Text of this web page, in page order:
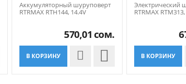
Аккумуляторный шуруповерт
RTRMAX RTH144, 14.4V
570,01 сом.
В КОРЗИНУ 
Электрический
RTRMAX
В КОРЗИНУ